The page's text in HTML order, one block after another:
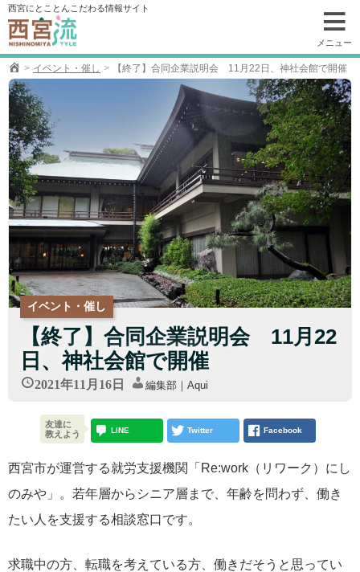
コ
ン
テ
ン
ツ
へ
移
動
西宮にとことんこだわる情報サイト
メニュー
イベント・催し 【終了】合同企業説明会 11月22日、神社会館で開催
イベント・催し
【終了】合同企業説明会 11月22
日、神社会館で開催
2021年11月16日 編集部｜Aqui
西宮市が運営する就労支援機関「Re:work（リワーク）にし
のみや」。若年層からシニア層まで、年齢を問わず、働き
たい人を支援する相談窓口です。
求職中の方、転職を考えている方、働きだそうと思ってい
友達に
教えよう
LINE Twitter Facebook